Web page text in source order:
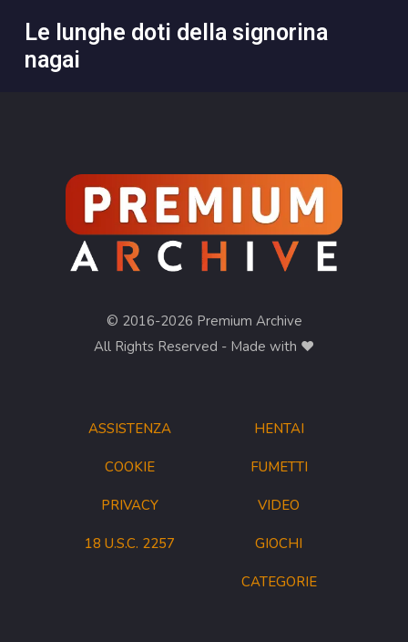
le lunghe doti della signorina
nagai
ASSISTENZA
COOKIE
PRIVACY
18 U.S.C. 2257
© 2016-2026 Premium Archive
All Rights Reserved - Made with ❤︎
HENTAI
FUMETTI
VIDEO
GIOCHI
CATEGORIE